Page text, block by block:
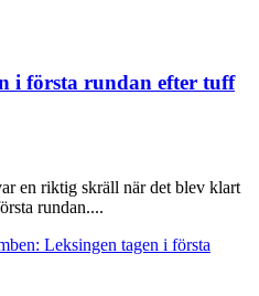
i första rundan efter tuff
en riktig skräll när det blev klart
rundan....
Leksingen tagen i första